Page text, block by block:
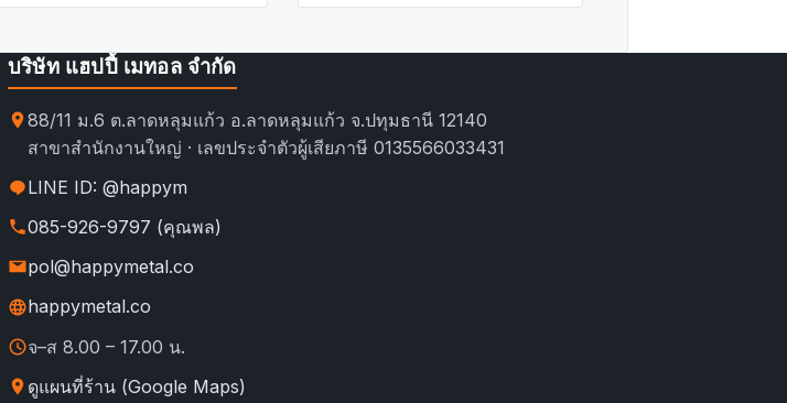
บริษัท แฮปปี้ เมทอล จำกัด
88/11 ม.6 ต.ลาดหลุมแก้ว อ.ลาดหลุมแก้ว จ.ปทุมธานี 12140
สาขาสำนักงานใหญ่ · เลขประจำตัวผู้เสียภาษี 0135566033431
LINE ID: @happym
085-926-9797 (คุณพล)
pol@happymetal.co
happymetal.co
จ–ส 8.00 – 17.00 น.
ดูแผนที่ร้าน (Google Maps)